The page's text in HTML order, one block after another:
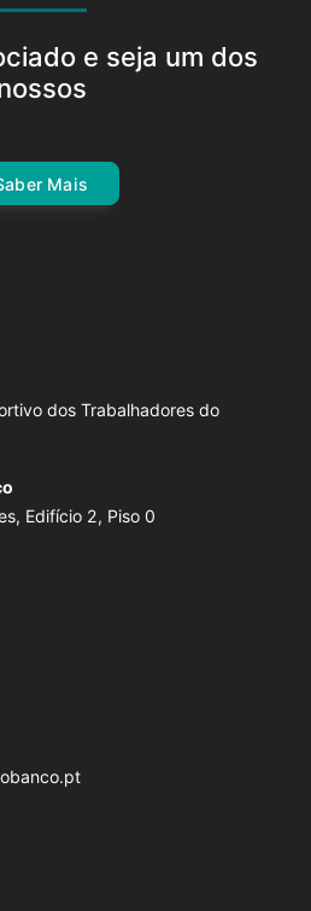
e seja um dos
Mais
dos Trabalhadores do
Edifício 2, Piso 0